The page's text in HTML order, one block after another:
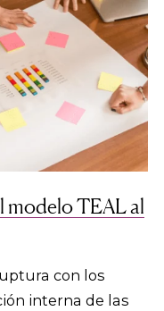
modelo TEAL al
con los
interna de las